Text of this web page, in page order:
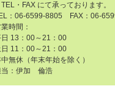
TEL・FAX にて承っております。
：06-6599-8805 FAX：06-
時間：
日 13：00～21：00
日 11：00～21：00
無休（年末年始を除く）
当：伊加 倫浩